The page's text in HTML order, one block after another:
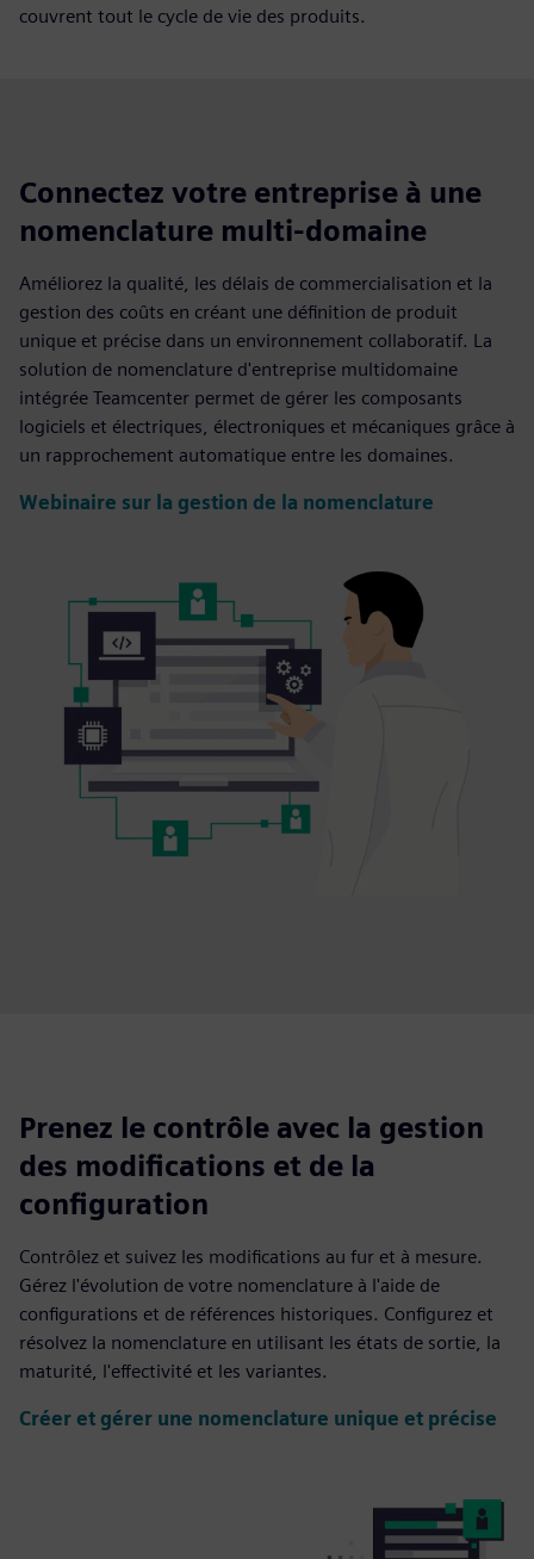
couvrent tout le cycle de vie des produits.
Connectez votre entreprise à une
nomenclature multi-domaine
Améliorez la qualité, les délais de commercialisation et la
gestion des coûts en créant une définition de produit
unique et précise dans un environnement collaboratif. La
solution de nomenclature d'entreprise multidomaine
intégrée Teamcenter permet de gérer les composants
logiciels et électriques, électroniques et mécaniques grâce à
un rapprochement automatique entre les domaines.
Webinaire sur la gestion de la nomenclature
Prenez le contrôle avec la gestion
des modifications et de la
configuration
Contrôlez et suivez les modifications au fur et à mesure.
Gérez l'évolution de votre nomenclature à l'aide de
configurations et de références historiques. Configurez et
résolvez la nomenclature en utilisant les états de sortie, la
maturité, l'effectivité et les variantes.
Créer et gérer une nomenclature unique et précise